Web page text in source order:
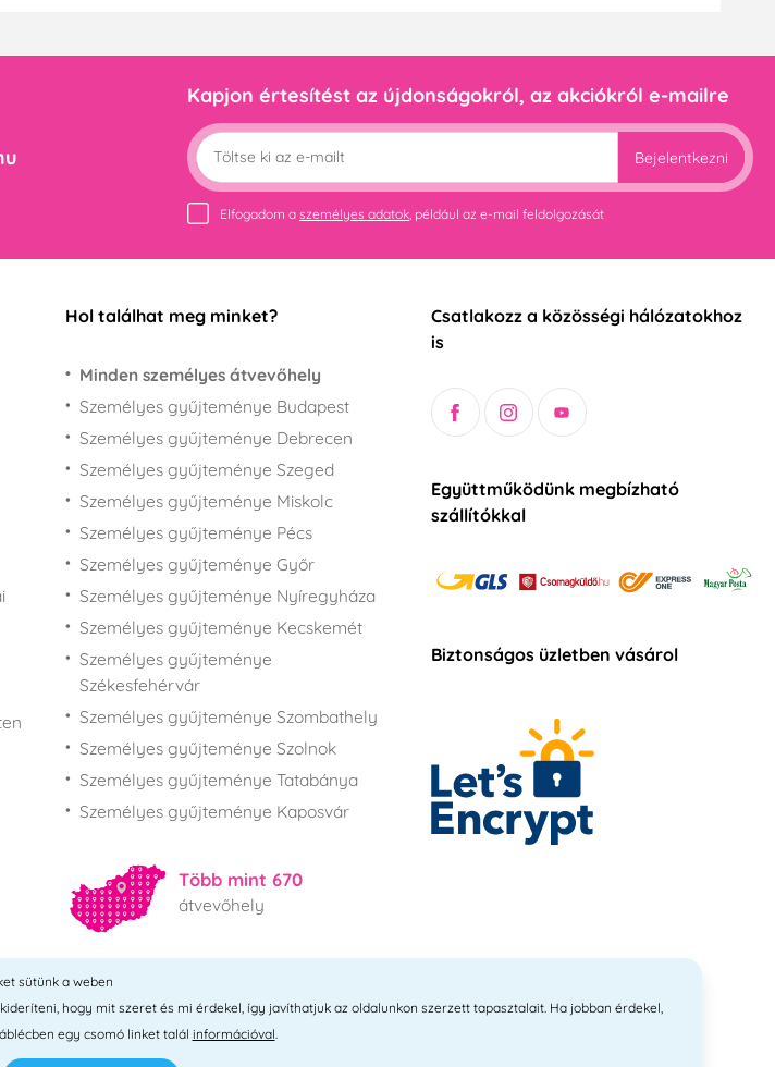
Kapjon értesítést az újdonságokról, az akciókról e-mailre
Bejelentkezni
Elfogadom a személyes adatok, például az e-mail feldolgozását
Hol találhat meg minket?
Minden személyes átvevőhely
Személyes gyűjteménye Budapest
Személyes gyűjteménye Debrecen
Személyes gyűjteménye Szeged
Személyes gyűjteménye Miskolc
Személyes gyűjteménye Pécs
Személyes gyűjteménye Győr
Személyes gyűjteménye Nyíregyháza
Személyes gyűjteménye Kecskemét
Személyes gyűjteménye
Székesfehérvár
Személyes gyűjteménye Szombathely
Személyes gyűjteménye Szolnok
Személyes gyűjteménye Tatabánya
Személyes gyűjteménye Kaposvár
Több mint 670
átvevőhely
Összes hely
Csatlakozz a közösségi hálózatokhoz
is
Együttműködünk megbízható
szállítókkal
Biztonságos üzletben vásárol
sütünk a weben
hogy mit szeret és mi érdekel, így javíthatjuk az oldalunkon szerzett tapasztalait. Ha jobban érdekel,
egy csomó linket talál információval.